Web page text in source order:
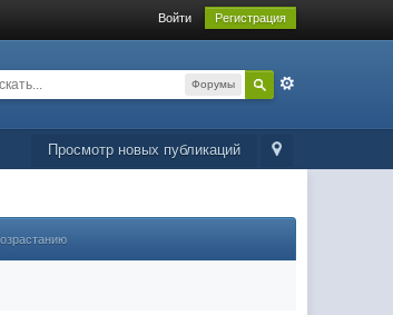
Войти Регистрация
Форумы
Просмотр новых публикаций